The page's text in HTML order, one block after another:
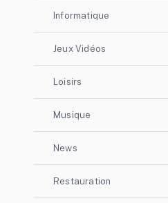
Informatique
Jeux Vidéos
Loisirs
Musique
News
Restauration